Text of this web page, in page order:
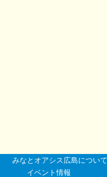
みなとオアシス広島について
イベント情報